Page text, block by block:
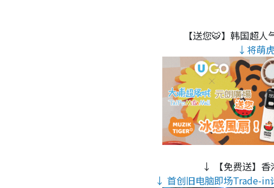
【送您🐯】韩国超人
↓将萌
↓ 【免费送】香
↓ 首创旧电脑即场Trade-in